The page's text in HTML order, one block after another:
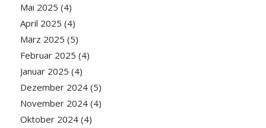
Mai 2025 (4)
April 2025 (4)
März 2025 (5)
Februar 2025 (4)
Januar 2025 (4)
Dezember 2024(5)
November 2024(4)
Oktober 2024(4)